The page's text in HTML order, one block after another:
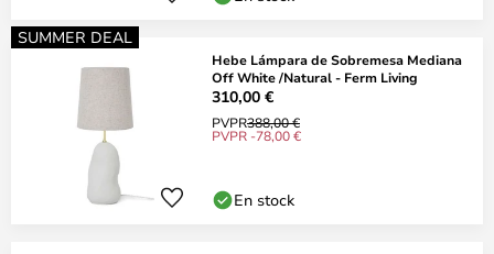
SUMMER DEAL
Hebe Lámpara de Sobremesa Mediana
Off White /Natural - Ferm Living
310,00 €
PVPR388,00 €
PVPR -78,00 €
En stock